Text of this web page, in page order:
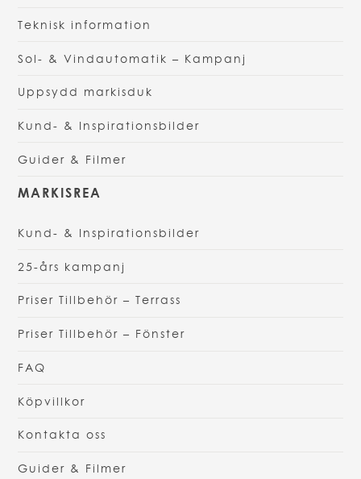
Teknisk information
Sol- & Vindautomatik – Kampanj
Uppsydd markisduk
Kund- & Inspirationsbilder
Guider & Filmer
MARKISREA
Kund- & Inspirationsbilder
25-års kampanj
Priser Tillbehör – Terrass
Priser Tillbehör – Fönster
FAQ
Köpvillkor
Kontakta oss
Guider & Filmer